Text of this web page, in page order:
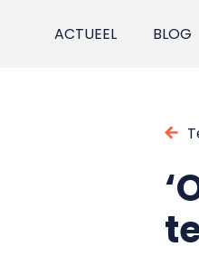
ACTUEEL BLOG